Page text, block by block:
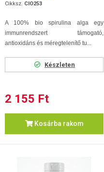
Cikksz. CIO253
A 100% bio spirulina alga egy
immunrendszert támogató,
antioxidáns és méregtelenítő tu...
Készleten
2 155 Ft
Kosárba rakom